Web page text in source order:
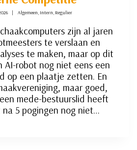
Algemeen, Intern, Regulier
zijn al jaren
te verslaan en
te maken, maar op dit
AI-robot nog niet eens een
op een plaatje zetten. En
maar goed,
mede-bestuurslid heeft
5 pogingen nog niet…